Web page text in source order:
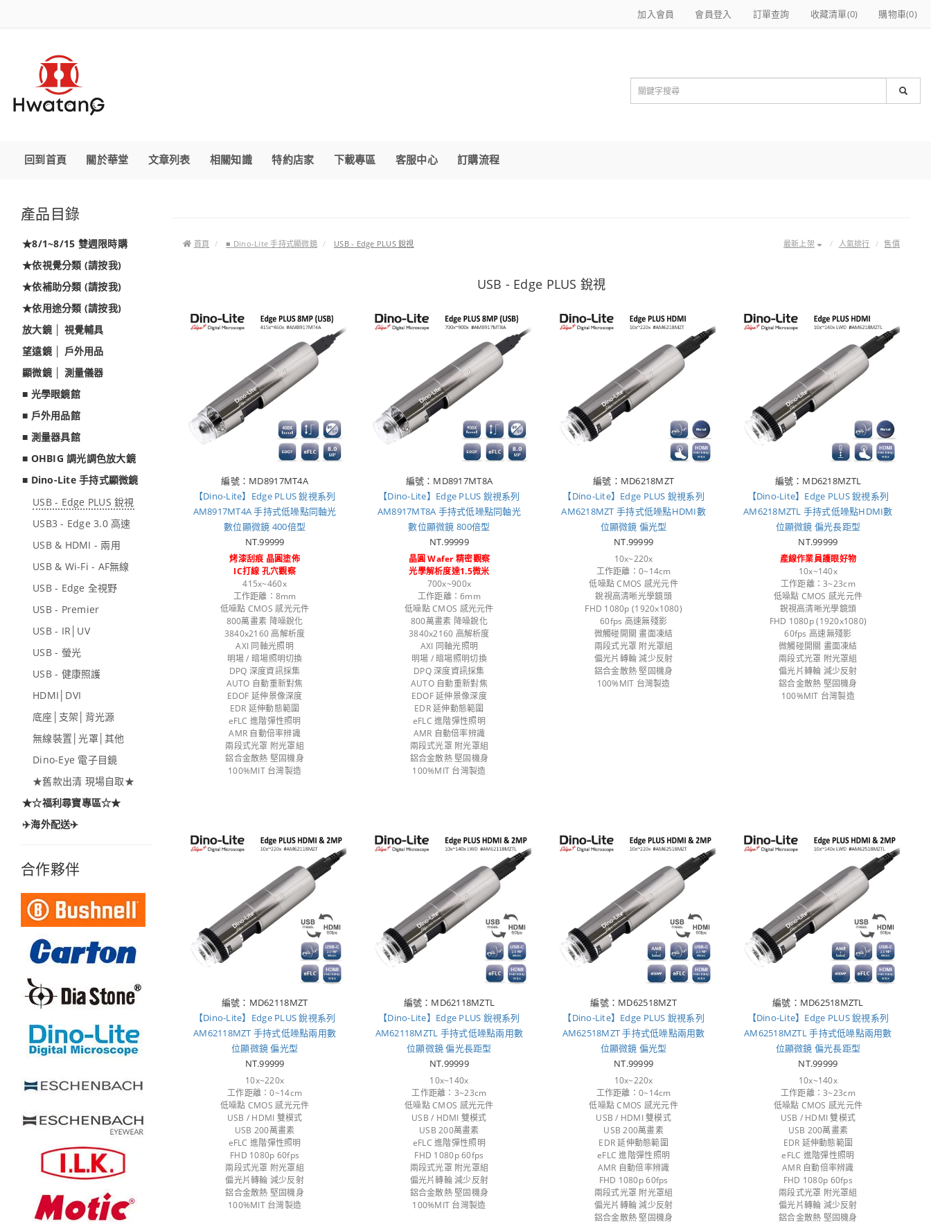
加入會員 會員登入 訂單查詢 收藏清單(0) 購物車(0)
回到首頁 關於華堂 文章列表 相關知識 特約店家 下載專區 客服中心 訂購流程
產品目錄
★8/1~8/15 雙週限時購
★依視覺分類 (請按我)
★依補助分類 (請按我)
★依用途分類 (請按我)
放大鏡 │ 視覺輔具
望遠鏡 │ 戶外用品
顯微鏡 │ 測量儀器
■ 光學眼鏡館
■ 戶外用品館
■ 測量器具館
■ OHBIG 調光調色放大鏡
■ Dino-Lite 手持式顯微鏡
USB - Edge PLUS 銳視
USB3 - Edge 3.0 高速
USB & HDMI - 兩用
USB & Wi-Fi - AF無線
USB - Edge 全視野
USB - Premier
USB - IR│UV
USB - 螢光
USB - 健康照護
HDMI│DVI
底座│支架│背光源
無線裝置│光罩│其他
Dino-Eye 電子目鏡
★舊款出清 現場自取★
★☆福利尋寶專區☆★
✈️海外配送✈️
合作夥伴
首頁 ■ Dino-Lite 手持式顯微鏡 USB - Edge PLUS 銳視 最新上架 人氣排行 售價
USB - Edge PLUS 銳視
編號：MD8917MT4A
【Dino-Lite】Edge PLUS 銳視系列
AM8917MT4A 手持式低噪點同軸光
數位顯微鏡 400倍型
NT.99999
烤漆刮痕 晶圓塗佈
IC打線 孔穴觀察
415x~460x
工作距離：8mm
低噪點 CMOS 感光元件
800萬畫素 降噪銳化
3840x2160 高解析度
AXI 同軸光照明
明場 / 暗場照明切換
DPQ 深度資訊採集
AUTO 自動重新對焦
EDOF 延伸景像深度
EDR 延伸動態範圍
eFLC 進階彈性照明
AMR 自動倍率辨識
兩段式光罩 附光罩組
鋁合金散熱 堅固機身
100%MIT 台灣製造
編號：MD8917MT8A
【Dino-Lite】Edge PLUS 銳視系列
AM8917MT8A 手持式低噪點同軸光
數位顯微鏡 800倍型
NT.99999
晶圓 Wafer 精密觀察
光學解析度達1.5微米
700x~900x
工作距離：6mm
低噪點 CMOS 感光元件
800萬畫素 降噪銳化
3840x2160 高解析度
AXI 同軸光照明
明場 / 暗場照明切換
DPQ 深度資訊採集
AUTO 自動重新對焦
EDOF 延伸景像深度
EDR 延伸動態範圍
eFLC 進階彈性照明
AMR 自動倍率辨識
兩段式光罩 附光罩組
鋁合金散熱 堅固機身
100%MIT 台灣製造
編號：MD6218MZT
【Dino-Lite】Edge PLUS 銳視系列
AM6218MZT 手持式低噪點HDMI數
位顯微鏡 偏光型
NT.99999
10x~220x
工作距離：0~14cm
低噪點 CMOS 感光元件
銳視高清晰光學鏡頭
FHD 1080p (1920x1080)
60fps 高速無殘影
微觸碰開關 畫面凍結
兩段式光罩 附光罩組
偏光片轉輪 減少反射
鋁合金散熱 堅固機身
100%MIT 台灣製造
編號：MD6218MZTL
【Dino-Lite】Edge PLUS 銳視系列
AM6218MZTL 手持式低噪點HDMI數
位顯微鏡 偏光長距型
NT.99999
產線作業員護眼好物
10x~140x
工作距離：3~23cm
低噪點 CMOS 感光元件
銳視高清晰光學鏡頭
FHD 1080p (1920x1080)
60fps 高速無殘影
微觸碰開關 畫面凍結
兩段式光罩 附光罩組
偏光片轉輪 減少反射
鋁合金散熱 堅固機身
100%MIT 台灣製造
編號：MD62118MZT
【Dino-Lite】Edge PLUS 銳視系列
AM62118MZT 手持式低噪點兩用數
位顯微鏡 偏光型
NT.99999
10x~220x
工作距離：0~14cm
低噪點 CMOS 感光元件
USB / HDMI 雙模式
USB 200萬畫素
eFLC 進階彈性照明
FHD 1080p 60fps
兩段式光罩 附光罩組
偏光片轉輪 減少反射
鋁合金散熱 堅固機身
100%MIT 台灣製造
編號：MD62118MZTL
【Dino-Lite】Edge PLUS 銳視系列
AM62118MZTL 手持式低噪點兩用數
位顯微鏡 偏光長距型
NT.99999
10x~140x
工作距離：3~23cm
低噪點 CMOS 感光元件
USB / HDMI 雙模式
USB 200萬畫素
eFLC 進階彈性照明
FHD 1080p 60fps
兩段式光罩 附光罩組
偏光片轉輪 減少反射
鋁合金散熱 堅固機身
100%MIT 台灣製造
編號：MD62518MZT
【Dino-Lite】Edge PLUS 銳視系列
AM62518MZT 手持式低噪點兩用數
位顯微鏡 偏光型
NT.99999
10x~220x
工作距離：0~14cm
低噪點 CMOS 感光元件
USB / HDMI 雙模式
USB 200萬畫素
EDR 延伸動態範圍
eFLC 進階彈性照明
AMR 自動倍率辨識
FHD 1080p 60fps
兩段式光罩 附光罩組
偏光片轉輪 減少反射
鋁合金散熱 堅固機身
編號：MD62518MZTL
【Dino-Lite】Edge PLUS 銳視系列
AM62518MZTL 手持式低噪點兩用數
位顯微鏡 偏光長距型
NT.99999
10x~140x
工作距離：3~23cm
低噪點 CMOS 感光元件
USB / HDMI 雙模式
USB 200萬畫素
EDR 延伸動態範圍
eFLC 進階彈性照明
AMR 自動倍率辨識
FHD 1080p 60fps
兩段式光罩 附光罩組
偏光片轉輪 減少反射
鋁合金散熱 堅固機身